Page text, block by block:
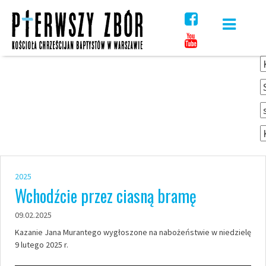
content
2025
Wchodźcie przez ciasną bramę
09.02.2025
Kazanie Jana Murantego wygłoszone na nabożeństwie w niedzielę
9 lutego 2025 r.